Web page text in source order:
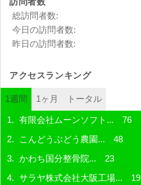
総訪問者数:
今日の訪問者数:
昨日の訪問者数:
アクセスランキング
1週間 1ヶ月 トータル
有限会社ムーンソフト... 76
こんどうぶどう農園... 48
かわち国分整骨院... 23
サラヤ株式会社大阪工場... 19